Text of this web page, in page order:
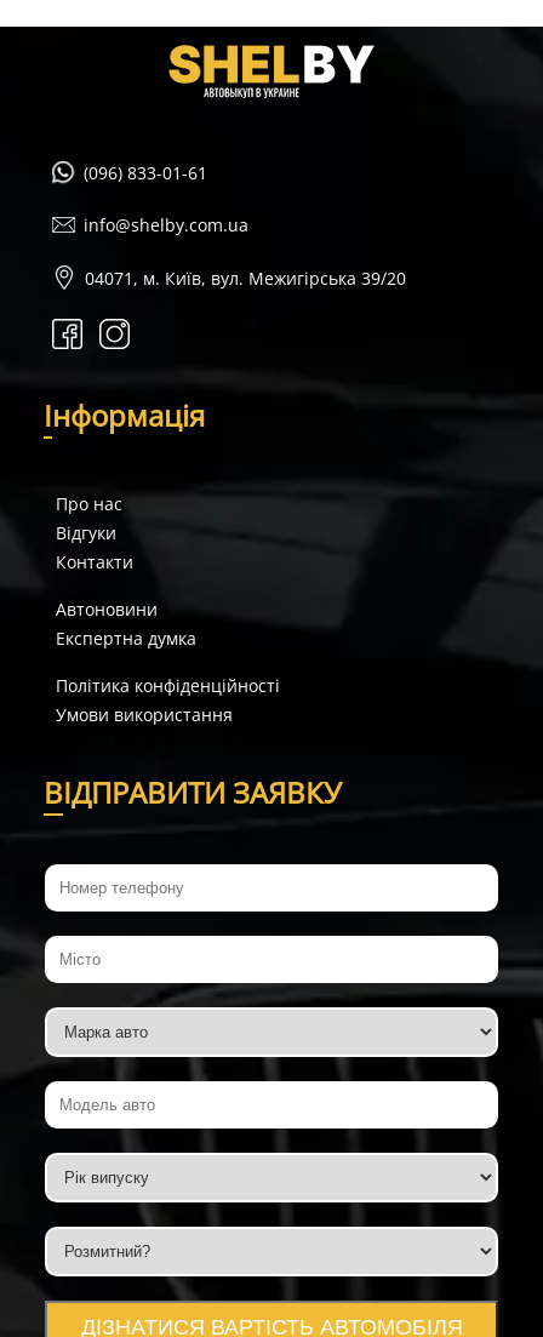
(096) 833-01-61
info@shelby.com.ua
04071, м. Київ, вул. Межигірська 39/20
Інформація
Про нас
Відгуки
Контакти
Автоновини
Експертна думка
Політика конфіденційності
Умови використання
ВІДПРАВИТИ ЗАЯВКУ
ДІЗНАТИСЯ ВАРТІСТЬ АВТОМОБІЛЯ